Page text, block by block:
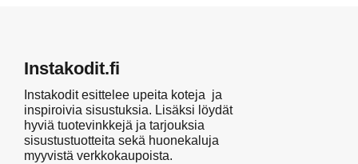
Instakodit.fi
Instakodit esittelee upeita koteja ja
inspiroivia sisustuksia. Lisäksi löydät
hyviä tuotevinkkejä ja tarjouksia
sisustustuotteita sekä huonekaluja
myyvistä verkkokaupoista.